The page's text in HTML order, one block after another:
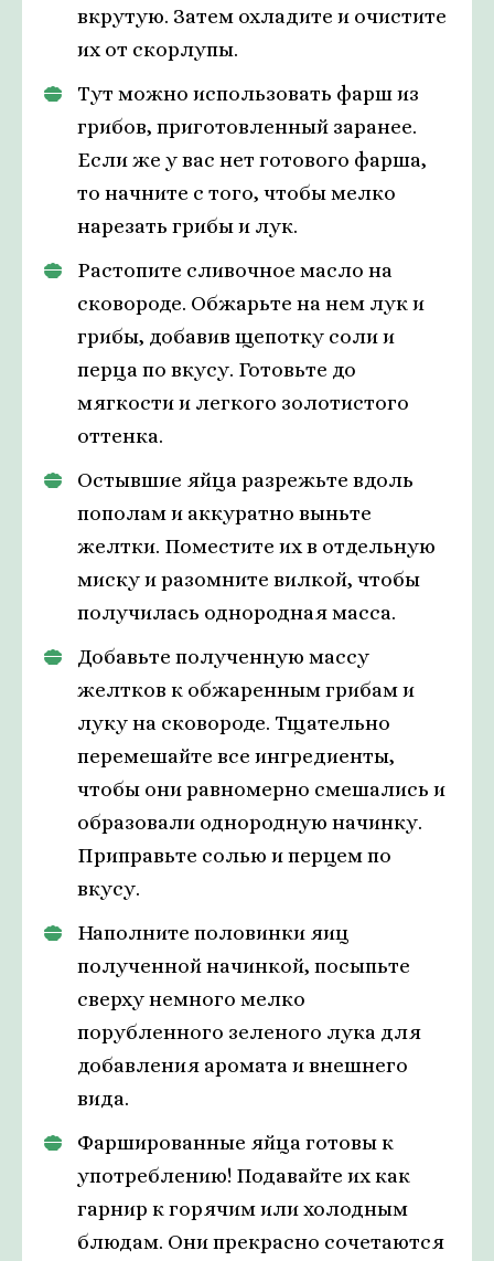
вкрутую. Затем охладите и очистите
их от скорлупы.
Тут можно использовать фарш из
грибов, приготовленный заранее.
Если же у вас нет готового фарша,
то начните с того, чтобы мелко
нарезать грибы и лук.
Растопите сливочное масло на
сковороде. Обжарьте на нем лук и
грибы, добавив щепотку соли и
перца по вкусу. Готовьте до
мягкости и легкого золотистого
оттенка.
Остывшие яйца разрежьте вдоль
пополам и аккуратно выньте
желтки. Поместите их в отдельную
миску и разомните вилкой, чтобы
получилась однородная масса.
Добавьте полученную массу
желтков к обжаренным грибам и
луку на сковороде. Тщательно
перемешайте все ингредиенты,
чтобы они равномерно смешались и
образовали однородную начинку.
Приправьте солью и перцем по
вкусу.
Наполните половинки яиц
полученной начинкой, посыпьте
сверху немного мелко
порубленного зеленого лука для
добавления аромата и внешнего
вида.
Фаршированные яйца готовы к
употреблению! Подавайте их как
гарнир к горячим или холодным
блюдам. Они прекрасно сочетаются